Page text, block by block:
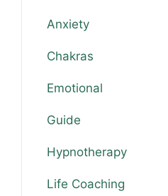
Anxiety
Chakras
Emotional
Guide
Hypnotherapy
Life Coaching